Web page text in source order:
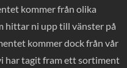
kommer från olika
hittar ni upp till vänster på
kommer dock från vår
har tagit fram ett sortiment